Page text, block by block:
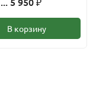
₽
В корзину